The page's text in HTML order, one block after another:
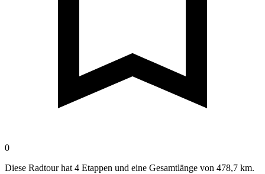
0
Diese Radtour hat 4 Etappen und eine Gesamtlänge von 478,7 km.